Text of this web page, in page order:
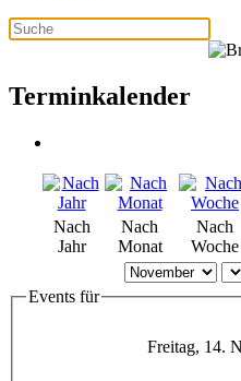
Terminkalender
Nach
Jahr
Nach
Monat
Nach
Woche
Events für
Freitag, 14.